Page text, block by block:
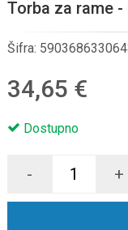
Torba za rame
Šifra:
34,65 €
Dostupno
- +